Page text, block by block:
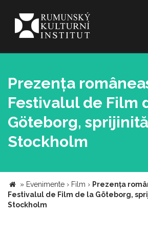
Prezența
Festivalul de Film
Göteborg,
Stockholm
» Evenimente › Film › Prezența
Festivalul de Film de la Göteborg,
Stockholm